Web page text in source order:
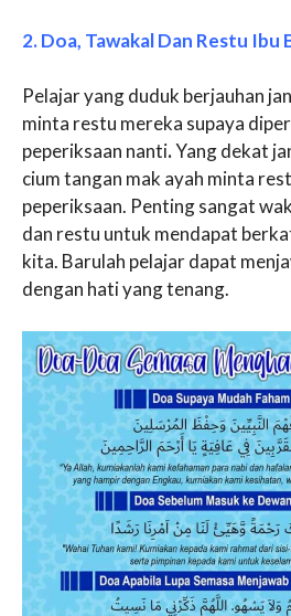
2. Doa, Tawakal Dan Restu Ibu
Pelajar yang duduk berjauhan
minta restu mereka supaya
peperiksaan nanti.Yang dekat
cium tangan mak ayah minta
peperiksaan. Penting sangat
dan restu untuk mendapat
kita. Barulah pelajar dapat
dengan hati yang tenang.